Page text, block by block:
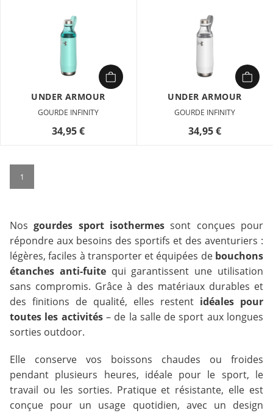
UNDER ARMOUR
GOURDE INFINITY
34,95 €
UNDER ARMOUR
GOURDE INFINITY
34,95 €
1
Nosgourdes sport isothermes sont conçues pour
répondre aux besoins des sportifs et des aventuriers :
légères, faciles à transporter et équipées de bouchons
étanches anti-fuitequi garantissent une utilisation
sans compromis. Grâce à des matériaux durables et
des finitions de qualité, elles restent idéales pour
toutes les activités– de la salle de sport aux longues
sorties outdoor.
Elle conserve vos boissons chaudes ou froides
pendant plusieurs heures, idéale pour le sport, le
travail ou les sorties. Pratique et résistante, elle est
conçue pour un usage quotidien, avec un design